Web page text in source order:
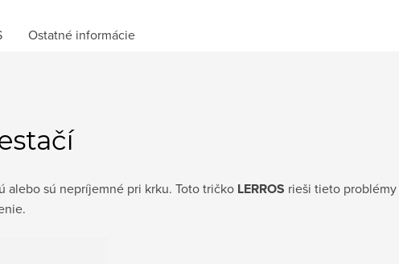
Ostatné informácie
alebo sú nepríjemné pri krku. Toto tričko LERROS rieši tieto problémy